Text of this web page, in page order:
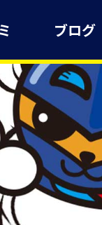
ブログ